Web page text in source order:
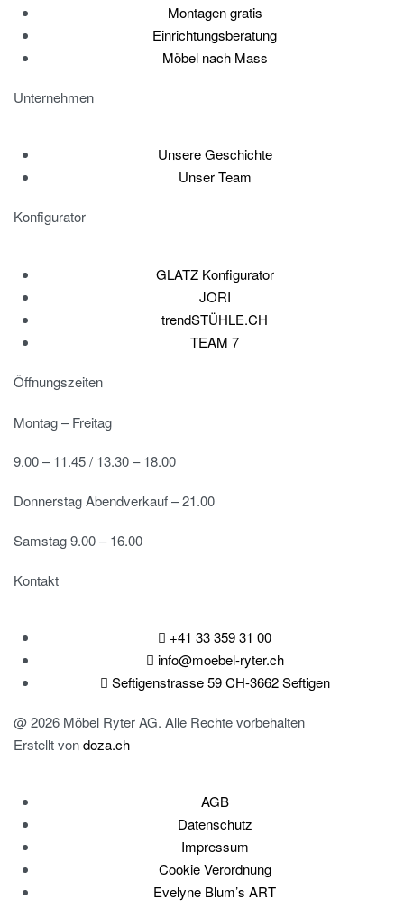
Montagen gratis
Einrichtungsberatung
Möbel nach Mass
Unternehmen
Unsere Geschichte
Unser Team
Konfigurator
GLATZ Konfigurator
JORI
trendSTÜHLE.CH
TEAM 7
Öffnungszeiten
Montag – Freitag
9.00 – 11.45 / 13.30 – 18.00
Donnerstag Abendverkauf – 21.00
Samstag 9.00 – 16.00
Kontakt
+41 33 359 31 00
info@moebel-ryter.ch
Seftigenstrasse 59 CH-3662 Seftigen
@ 2026 Möbel Ryter AG. Alle Rechte vorbehalten
Erstellt vondoza.ch
AGB
Datenschutz
Impressum
Cookie Verordnung
Evelyne Blum’s ART